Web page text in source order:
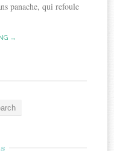
panache, qui refoule
→